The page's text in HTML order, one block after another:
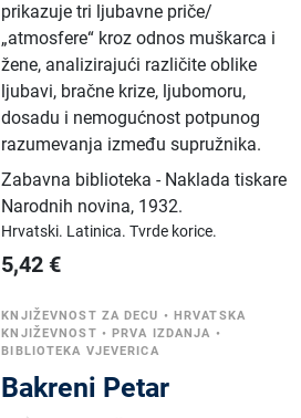
prikazuje tri ljubavne priče/
„atmosfere“ kroz odnos muškarca i
žene, analizirajući različite oblike
ljubavi, bračne krize, ljubomoru,
dosadu i nemogućnost potpunog
razumevanja između supružnika.
Zabavna biblioteka - Naklada tiskare
Narodnih novina, 1932.
Hrvatski. Latinica.Tvrde korice.
5,42 €
KNJIŽEVNOST ZA DECU • HRVATSKA
KNJIŽEVNOST •PRVA IZDANJA •
BIBLIOTEKA VJEVERICA
Bakreni Petar